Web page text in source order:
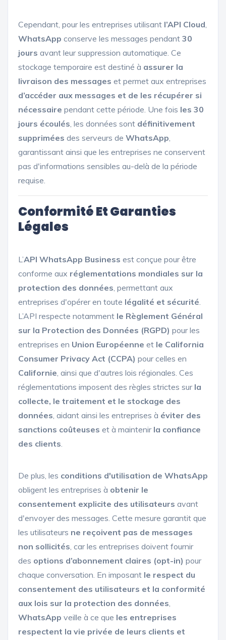
Cependant, pour les entreprises utilisant l’API Cloud,
WhatsApp conserve les messages pendant 30
jours avant leur suppression automatique. Ce
stockage temporaire est destiné à assurer la
livraison des messages et permet aux entreprises
d’accéder aux messages et de les récupérer si
nécessaire pendant cette période. Une fois les 30
jours écoulés, les données sont définitivement
supprimées des serveurs de WhatsApp,
garantissant ainsi que les entreprises ne conservent
pas d'informations sensibles au-delà de la période
requise.
Conformité Et Garanties
Légales
L’API WhatsApp Business est conçue pour être
conforme aux réglementations mondiales sur la
protection des données, permettant aux
entreprises d'opérer en toute légalité et sécurité.
L’API respecte notamment le Règlement Général
sur la Protection des Données (RGPD) pour les
entreprises en Union Européenne et le California
Consumer Privacy Act (CCPA) pour celles en
Californie, ainsi que d'autres lois régionales. Ces
réglementations imposent des règles strictes sur la
collecte, le traitement et le stockage des
données, aidant ainsi les entreprises à éviter des
sanctions coûteuses et à maintenir la confiance
des clients.
De plus, les conditions d'utilisation de WhatsApp
obligent les entreprises à obtenir le
consentement explicite des utilisateurs avant
d'envoyer des messages. Cette mesure garantit que
les utilisateurs ne reçoivent pas de messages
non sollicités, car les entreprises doivent fournir
des options d’abonnement claires (opt-in) pour
chaque conversation. En imposant le respect du
consentement des utilisateurs et la conformité
aux lois sur la protection des données,
WhatsApp veille à ce que les entreprises
respectent la vie privée de leurs clients et